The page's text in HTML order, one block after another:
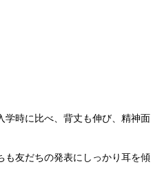
時に比べ、背丈も伸び、精神面
友だちの発表にしっかり耳を傾